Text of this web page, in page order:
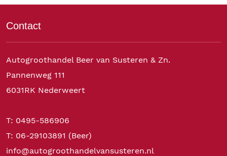
Contact
Autogroothandel Beer van Susteren & Zn.
Pannenweg 111
6031RK Nederweert
T: 0495-586906
T: 06-29103891 (Beer)
info@autogroothandelvansusteren.nl